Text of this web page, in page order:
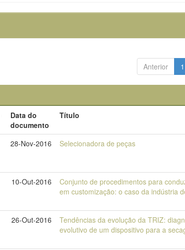
Anterior 1
Data do
documento
Título
28-Nov-2016 Selecionadora de peças
10-Out-2016
Conjunto de procedimentos para
em customização: o caso da indústria
26-Out-2016
Tendências da evolução da TRIZ:
evolutivo de um dispositivo para a